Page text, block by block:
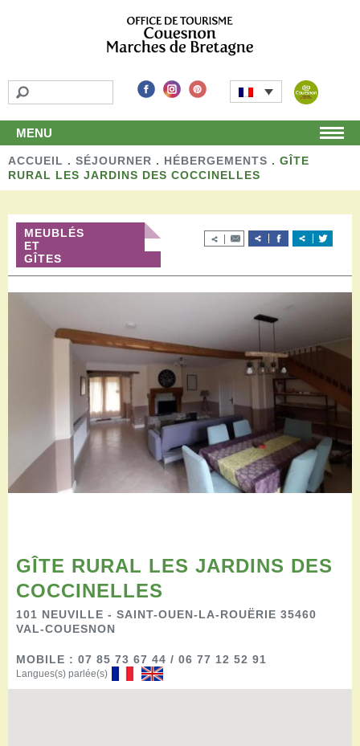
MENU
Accueil
Découvrir
Les détours
Les activités de loisirs
Terroir et artisans
Hébergements
Aires de camping-car
Salles de réception
Aires de pique-nique
Randonner
Randonnées pédestres
Randonnées vélo
Pratique
Nous contacter
Tourisme accessible
Espace Pro
ACCUEIL . SÉJOURNER . HÉBERGEMENTS . GÎTE
RURAL LES JARDINS DES COCCINELLES
MEUBLÉS
ET
GÎTES
GÎTE RURAL LES JARDINS DES
COCCINELLES
101 NEUVILLE - SAINT-OUEN-LA-ROUËRIE 35460
VAL-COUESNON
MOBILE : 07 85 73 67 44 / 06 77 12 52 91
Langues(s) parlée(s)